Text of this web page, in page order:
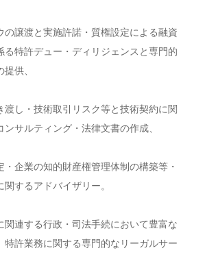
の譲渡と実施許諾・質権設定による融資
る特許デュー・ディリジェンスと専門的
供、
渡し・技術取引リスク等と技術契約に関
サルティング・法律文書の作成、
企業の知的財産権管理体制の構築等・
するアドバイザリー。
関連する行政・司法手続において豊富な
特許業務に関する専門的なリーガルサー